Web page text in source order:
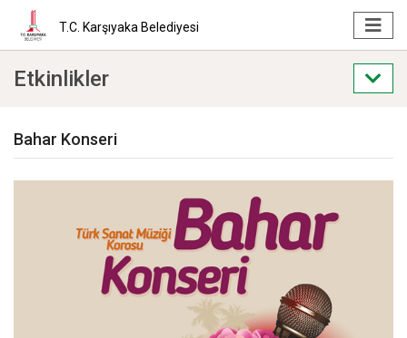
T.C. Karşıyaka Belediyesi
Etkinlikler
Bahar Konseri